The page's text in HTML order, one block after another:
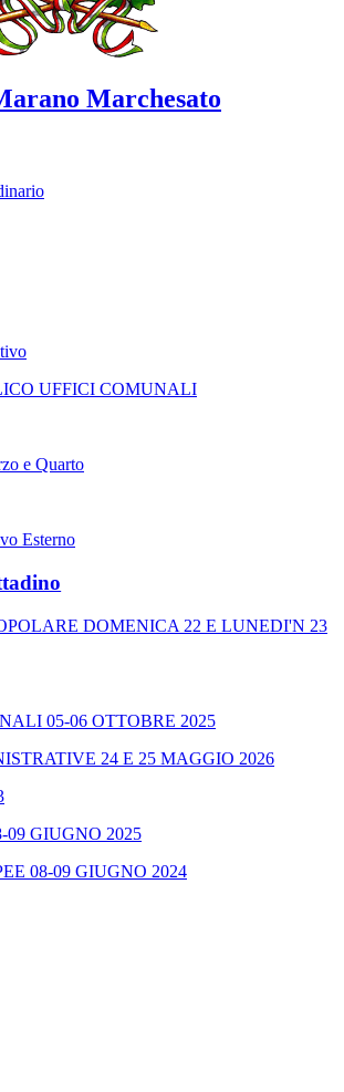
Marchesato
UFFICI COMUNALI
e Quarto
Esterno
DOMENICA 22 E LUNEDI'N 23
05-06 OTTOBRE 2025
24 E 25 MAGGIO 2026
09 GIUGNO 2025
08-09 GIUGNO 2024